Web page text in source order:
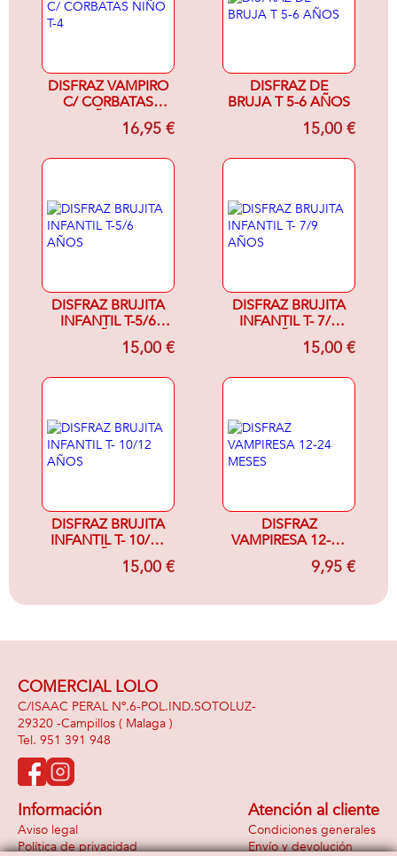
DISFRAZ VAMPIRO
C/ CORBATAS
NIÑO T-416,95 €
DISFRAZ DE
BRUJA T 5-6 AÑOS
15,00 €
DISFRAZ BRUJITA
INFANTIL T-5/6
AÑOS15,00 €
DISFRAZ BRUJITA
INFANTIL T- 7/9
AÑOS15,00 €
DISFRAZ BRUJITA
INFANTIL T- 10/12
AÑOS15,00 €
DISFRAZ
VAMPIRESA 12-24
9,95 €
COMERCIAL LOLO
C/ISAAC PERAL Nº.6-POL.IND.SOTOLUZ-
29320 -Campillos ( Malaga )
951 391 948
Información
Aviso legal
Política de privacidad
Atención al cliente
Condiciones generales
Envío y devolución